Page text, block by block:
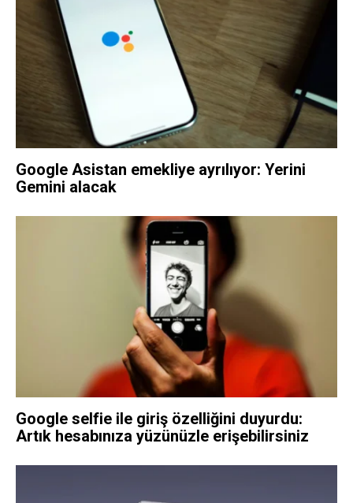
Google Asistan emekliye ayrılıyor: Yerini
Gemini alacak
Google selfie ile giriş özelliğini duyurdu:
Artık hesabınıza yüzünüzle erişebilirsiniz